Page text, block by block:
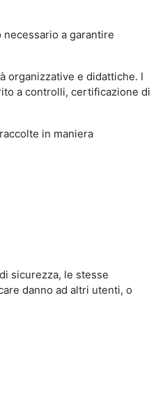
a garantire
organizzative e didattiche. I
a controlli, certificazione di
in maniera
sicurezza, le stesse
danno ad altri utenti, o